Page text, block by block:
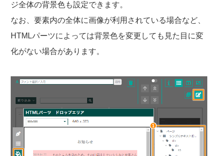
ジ全体の背景色も設定できます。
なお、要素内の全体に画像が利用されている場合など、
HTMLパーツによっては背景色を変更しても見た目に変
化がない場合があります。